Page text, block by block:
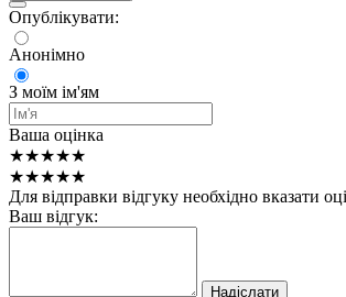
Опублікувати:
Анонімно
З моїм ім'ям
Ваша оцінка
★★★★★
★★★★★
Для відправки відгуку необхідно вказати
Ваш відгук:
Надіслати